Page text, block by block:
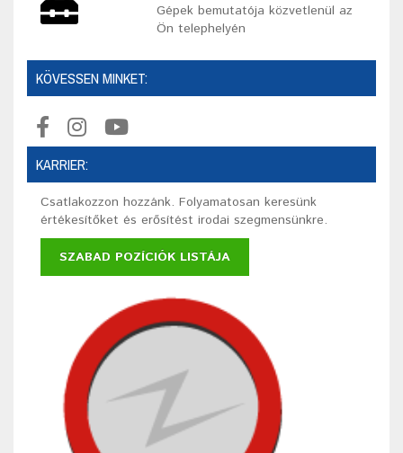
Gépek bemutatója közvetlenül az
Ön telephelyén
KÖVESSEN MINKET:
KARRIER:
Csatlakozzon hozzánk. Folyamatosan keresünk
értékesítőket és erősítést irodai szegmensünkre.
SZABAD POZÍCIÓK LISTÁJA